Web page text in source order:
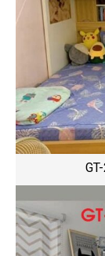
GT-23: